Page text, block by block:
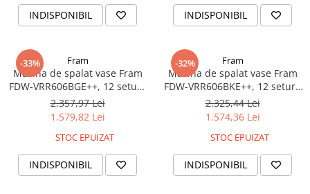
INDISPONIBIL INDISPONIBIL
-33% Fram
Masina de spalat vase Fram
FDW-VRR606BGE++, 12 seturi,
6 programe, Clasa E, Display
LED, Pornire intarziata,
2.357,97 Lei
1.579,82 Lei
STOC EPUIZAT
INDISPONIBIL
-32% Fram
Masina de spalat vase Fram
FDW-VRR606BKE++, 12 seturi,
6 programe, Clasa E, Display
LED, Pornire intarziata,
2.325,44 Lei
1.574,36 Lei
STOC EPUIZAT
INDISPONIBIL